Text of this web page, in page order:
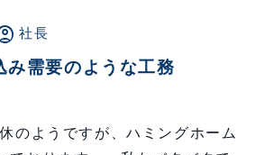
社長
み需要のような工務
のようですが、ハミングホーム